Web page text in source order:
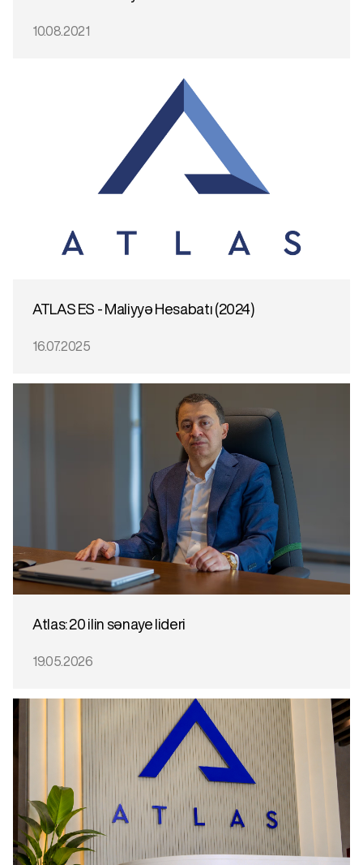
10.08.2021
ATLAS ES - Maliyyə Hesabatı (2024)
16.07.2025
Atlas: 20 ilin sənaye lideri
19.05.2026